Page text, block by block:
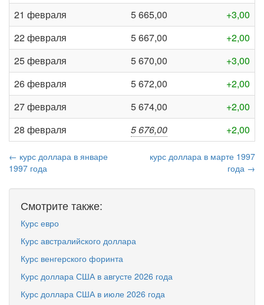
21 февраля
5 665,00
+3,00
22 февраля
5 667,00
+2,00
25 февраля
5 670,00
+3,00
26 февраля
5 672,00
+2,00
27 февраля
5 674,00
+2,00
28 февраля
5 676,00 +2,00
← курс доллара в январе
1997 года
курс доллара в марте 1997
года →
Смотрите также:
Курс евро
Курс австралийского доллара
Курс венгерского форинта
Курс доллара США в августе 2026 года
Курс доллара США в июле 2026 года